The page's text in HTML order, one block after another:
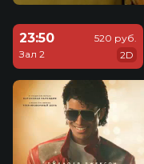
23:50
Зал 2
520 руб.
2D